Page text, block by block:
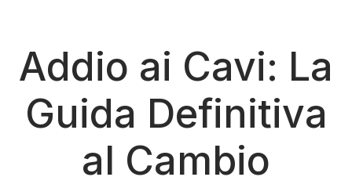
Addio ai Cavi: La
Guida Definitiva
al Cambio